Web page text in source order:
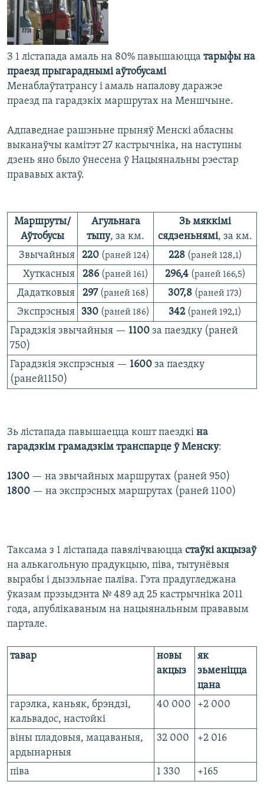
КУЛЬТУРА
КАЛЯНДАР
МОВА
НА ХВАЛЯХ СВАБОДЫ
З 1 лістапада амаль на 80% павышаюцца тарыфы на
праезд прыгараднымі аўтобусамі
Менаблаўтатрансу і амаль напалову даражэе
праезд па гарадзкіх маршрутах на Меншчыне.
Адпаведнае рашэньне прыняў Менскі абласны
выканаўчы камітэт 27 кастрычніка, на наступны
дзень яно было ўнесена ў Нацыянальны рэестар
прававых актаў.
Маршруты/
Аўтобусы
Агульнага
тыпу, за км.
Зь мяккімі
сядзеньнямі, за км.
Звычайныя
220 (раней 124) 228 (раней 128,1)
Хуткасныя 286 (раней 161) 296,4 (раней 166,5)
Дадатковыя 297 (раней 168) 307,8 (раней 173)
Экспрэсныя 330 (раней 186) 342 (раней 192,1)
Гарадзкія звычайныя — 1100 за паездку (раней
750)
Гарадзкія экспрэсныя — 1600 за паездку
(раней1150)
Зь лістапада павышаецца кошт паездкі на
гарадзкім грамадзкім транспарце ў Менску:
1300 — на звычайных маршрутах (раней 950)
1800 — на экспрэсных маршрутах (раней 1100)
Таксама з 1 лістапада павялічваюцца стаўкі акцызаў
на алькагольную прадукцыю, піва, тытунёвыя
вырабы і дызэльнае паліва. Гэта прадугледжана
ўказам прэзыдэнта № 489 ад 25 кастрычніка 2011
года, апублікаваным на нацыянальным прававым
партале.
тавар
новы
акцыз
як
зьменіцца
цана
гарэлка, каньяк, брэндзі,
кальвадос, настойкі
40 000 +2 000
віны пладовыя, мацаваныя,
ардынарныя
32 000 +2 016
піва 1 330 +165